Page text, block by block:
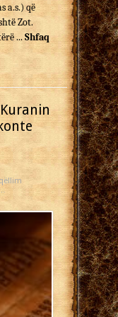
a.s.) që
Zot.
...Shfaq